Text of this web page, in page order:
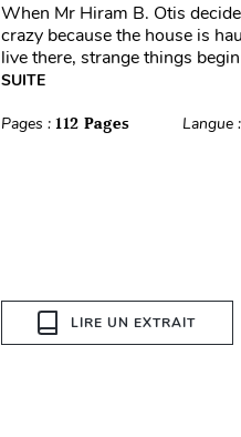
When Mr Hiram B. Otis
crazy because the house is
live there, strange things
SUITE
Pages : 112 Pages Langue
LIRE UN EXTRAIT